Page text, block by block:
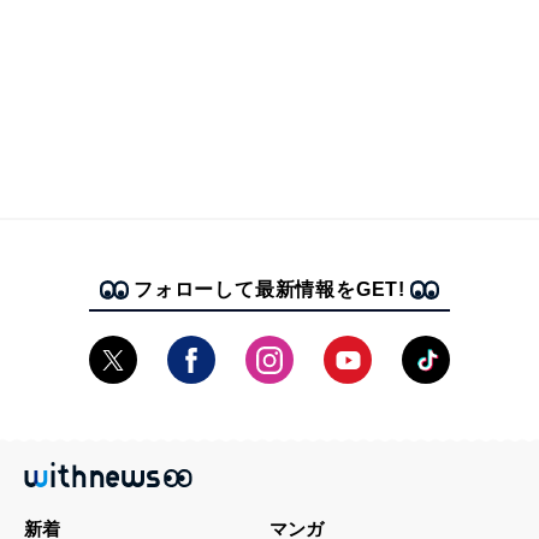
フォローして最新情報をGET!
新着 マンガ